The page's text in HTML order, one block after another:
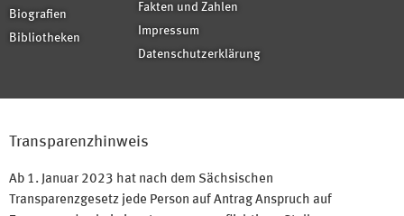
Biografien
Bibliotheken
Fakten und Zahlen
Impressum
Datenschutzerklärung
Transparenzhinweis
Ab 1. Januar 2023 hat nach dem Sächsischen
Transparenzgesetz jede Person auf Antrag Anspruch auf